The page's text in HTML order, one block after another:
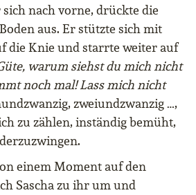
nach vorne, drückte die
aus. Er stützte sich mit
die Knie und starrte weiter auf
warum siehst du mich nicht
noch mal! Lass mich nicht
zweiundzwanzig …,
zu zählen, inständig bemüht,
einem Moment auf den
Sascha zu ihr um und